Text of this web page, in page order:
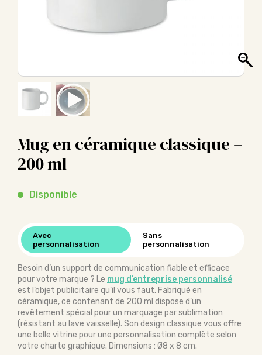
Mug en céramique classique –
200 ml
Disponible
Avec
personnalisation
Sans
personnalisation
Besoin d’un support de communication fiable et efficace
pour votre marque ? Le mug d’entreprise personnalisé
est l’objet publicitaire qu’il vous faut. Fabriqué en
céramique, ce contenant de 200 ml dispose d’un
revêtement spécial pour un marquage par sublimation
(résistant au lave vaisselle). Son design classique vous offre
une belle vitrine pour une personnalisation complète selon
votre charte graphique. Dimensions : Ø8 x 8 cm.